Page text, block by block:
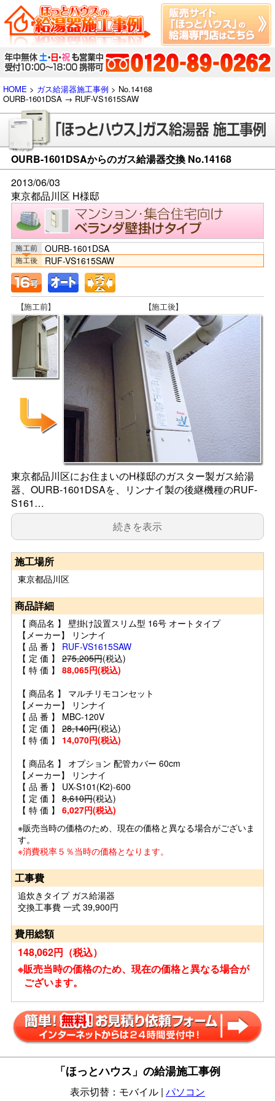
HOME > ガス給湯器施工事例 > No.14168
OURB-1601DSA → RUF-VS1615SAW
OURB-1601DSAからのガス給湯器交換 No.14168
2013/06/03
東京都品川区 H様邸
OURB-1601DSA
RUF-VS1615SAW
東京都品川区にお住まいのH様邸のガスター製ガス給湯
器、OURB-1601DSAを、リンナイ製の後継機種のRUF-
S161…
続きを表示
施工場所
東京都品川区
商品詳細
【 商品名 】 壁掛け設置スリム型 16号 オートタイプ
【メーカー】 リンナイ
【 品 番 】 RUF-VS1615SAW
【 定 価 】 275,205円(税込)
【 特 価 】 88,065円(税込)
【 商品名 】 マルチリモコンセット
【メーカー】 リンナイ
【 品 番 】 MBC-120V
【 定 価 】 28,140円(税込)
【 特 価 】 14,070円(税込)
【 商品名 】 オプション 配管カバー 60cm
【メーカー】 リンナイ
【 品 番 】 UX-S101(K2)-600
【 定 価 】 8,610円(税込)
【 特 価 】 6,027円(税込)
※販売当時の価格のため、現在の価格と異なる場合がございま
す。
※消費税率５％当時の価格となります。
工事費
追炊きタイプ ガス給湯器
交換工事費 一式 39,900円
費用総額
148,062円（税込）
※販売当時の価格のため、現在の価格と異なる場合が
ございます。
「ほっとハウス」の給湯施工事例
表示切替：モバイル | パソコン